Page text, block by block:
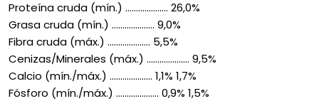
Proteína cruda (mín.) .................... 26,0%
Grasa cruda (mín.) .................... 9,0%
Fibra cruda (máx.) .................... 5,5%
Cenizas/Minerales (máx.) .................... 9,5%
Calcio (mín./máx.) .................... 1,1% 1,7%
Fósforo (mín./máx.) .................... 0,9% 1,5%